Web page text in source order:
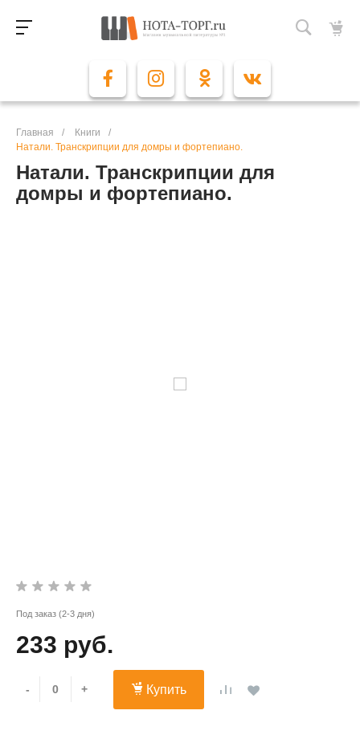
Главная / Книги
/
Натали. Транскрипции для домры и фортепиано.
Натали. Транскрипции для
домры и фортепиано.
Под заказ (2-3 дня)
233 руб.
- + Купить